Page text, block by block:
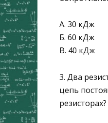
А. 30 кДж
Б. 60 кДж
В. 40 кДж
3. Два
цепь
резисторах?